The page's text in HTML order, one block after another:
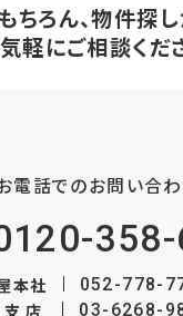
ちろん、物件探
気軽にご相談くだ
電話でのお問い合
本社 052-778-
店 03-6268-